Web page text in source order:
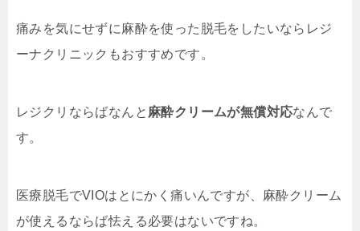
痛みを気にせずに麻酔を使った脱毛をしたいならレジ
ーナクリニックもおすすめです。
レジクリならばなんと 麻酔クリームが無償対応なんで
す。
医療脱毛でVIOはとにかく痛いんですが、麻酔クリーム
が使えるならば怯える必要はないですね。